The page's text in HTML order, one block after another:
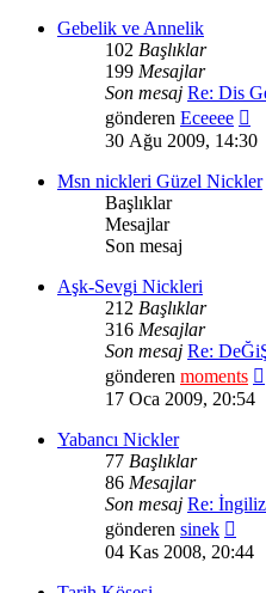
Gebelik ve Annelik
102 Başlıklar
199 Mesajlar
Son mesaj Re: Dis
gönderen Eceeee
30 Ağu 2009, 14:30
Msn nickleri Güzel Nickler
Başlıklar
Mesajlar
Son mesaj
Aşk-Sevgi Nickleri
212 Başlıklar
316 Mesajlar
Son mesaj Re:
gönderen moments
17 Oca 2009, 20:54
Yabancı Nickler
77 Başlıklar
86 Mesajlar
Son mesaj Re:
gönderen sinek
04 Kas 2008, 20:44